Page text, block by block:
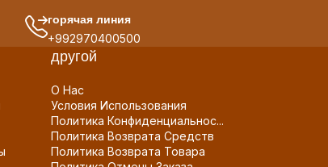
горячая линия
+992970400500
другой
О Нас
Условия Использования
Политика Конфиденциальнос...
Политика Возврата Средств
Политика Возврата Товара